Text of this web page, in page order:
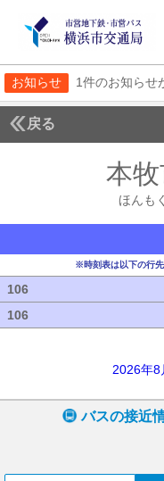
お知らせ 1件のお知らせ
戻る
本
ほんも
※時刻表は以下の行
106
106
2026年8
バスの接近